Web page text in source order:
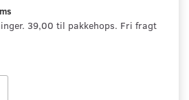
39,00 til pakkehops. Fri fragt